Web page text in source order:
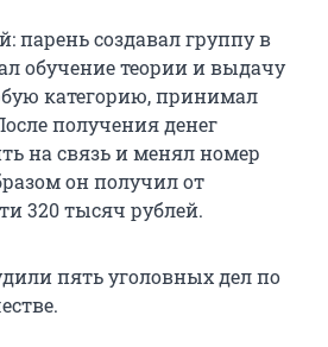
парень создавал группу в
обучение теории и выдачу
категорию, принимал
получения денег
на связь и менял номер
он получил от
320 тысяч рублей.
пять уголовных дел по